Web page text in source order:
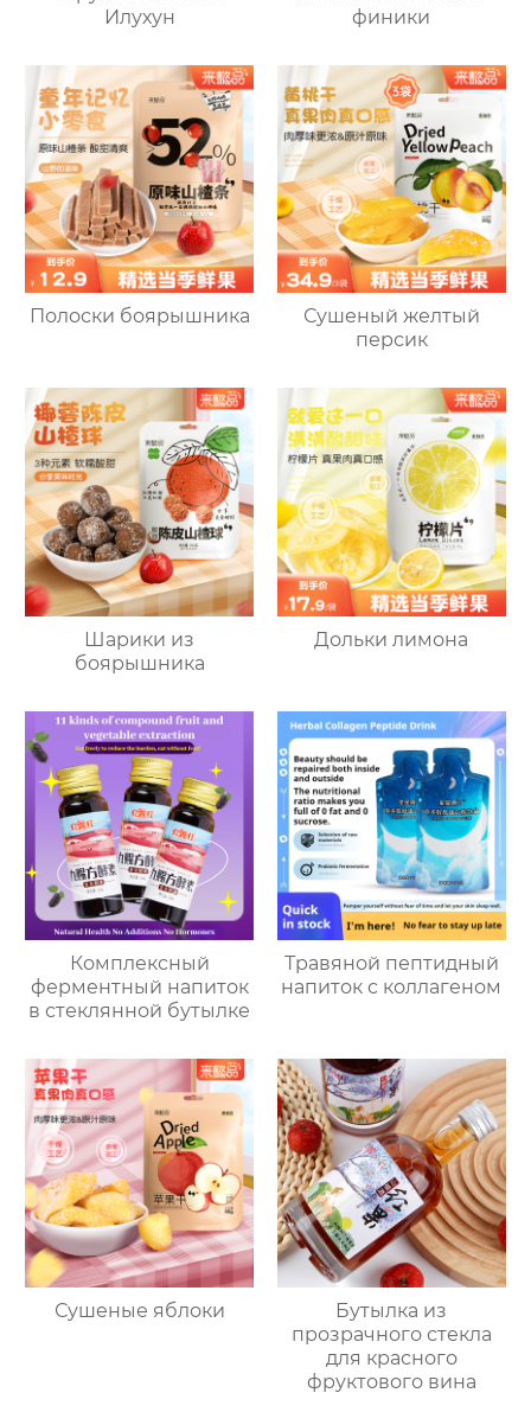
Илухун
финики
Полоски боярышника
Сушеный желтый
персик
Шарики из
боярышника
Дольки лимона
Комплексный
ферментный напиток
в стеклянной бутылке
Травяной пептидный
напиток с коллагеном
Сушеные яблоки
Бутылка из
прозрачного стекла
для красного
фруктового вина